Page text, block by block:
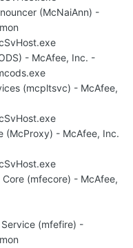
(McNaiAnn) -
- McAfee, Inc. -
(mcpltsvc) - McAfee,
(McProxy) - McAfee, Inc.
(mfecore) - McAfee,
(mfefire) -